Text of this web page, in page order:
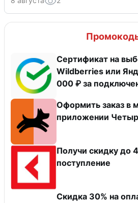
Сертификат на
Wildberries или
000 ₽ за
Оформить заказ в
приложении
Получи скидку до
поступление
Скидка 30% на